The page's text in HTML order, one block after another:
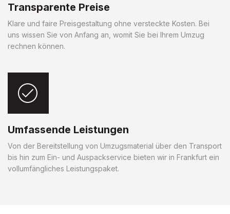
Transparente Preise
Klare und faire Preisgestaltung ohne versteckte Kosten. Bei
uns wissen Sie von Anfang an, womit Sie bei Ihrem Umzug
rechnen können.
Umfassende Leistungen
Von der Bereitstellung von Umzugsmaterial über den Transport
bis hin zum Ein- und Auspackservice bieten wir in Frankfurt ein
vollumfängliches Leistungspaket.